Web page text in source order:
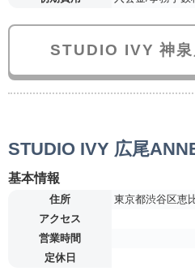
STUDIO IVY 神泉
STUDIO IVY 広尾
基本情報
住所
東京都渋谷区恵
アクセス
営業時間
定休日